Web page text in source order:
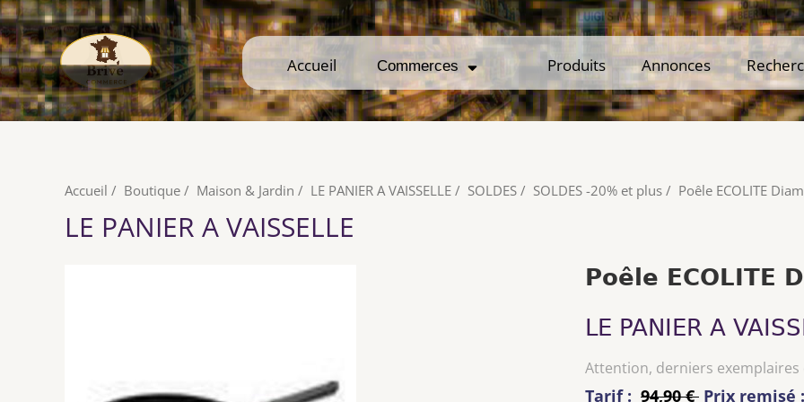
Accueil Commerces Produits Annonces
Accueil Commerces Produits Annonces
Accueil / Boutique / Maison & Jardin / LE PANIER A VAISSELLE / SOLDES / SOLDES -20% et plus / Poêle ECOLITE
LE PANIER A VAISSELLE
Poêle ECOLITE
LE PANIER A
Attention, derniers exemplaires
Tarif : 94,90 € Prix remisé :